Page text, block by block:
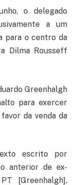
o delegado
a um
para o centro da
Dilma Rousseff
Greenhalgh
para exercer
da venda da
escrito por
anterior de ex-
[Greenhalgh],